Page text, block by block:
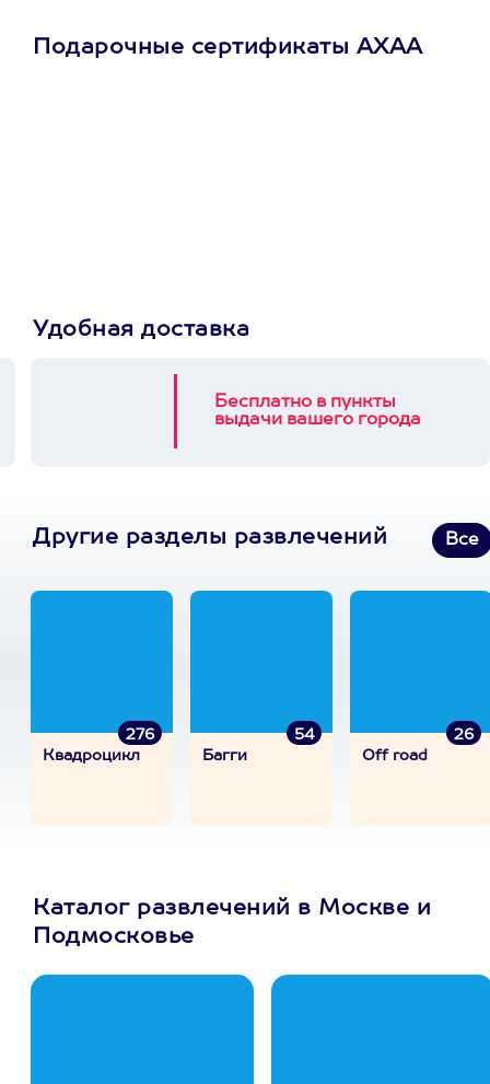
Подарочные сертификаты АХАА
Удобная доставка
Бесплатно в пункты
выдачи вашего города
Другие разделы развлечений Все
276
Квадроцикл
54
Багги
26
Off road
Каталог развлечений в Москве и
Подмосковье